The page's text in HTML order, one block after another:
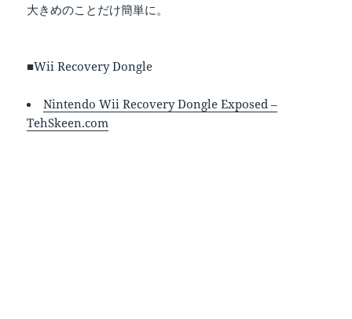
大きめのことだけ簡単に。
■Wii Recovery Dongle
Nintendo Wii Recovery Dongle Exposed –
TehSkeen.com